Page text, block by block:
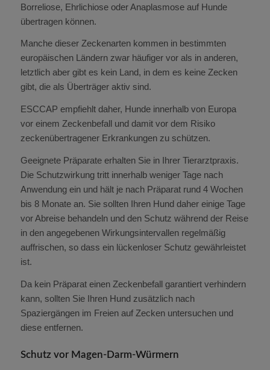
Borreliose, Ehrlichiose oder Anaplasmose auf Hunde
übertragen können.
Manche dieser Zeckenarten kommen in bestimmten
europäischen Ländern zwar häufiger vor als in anderen,
letztlich aber gibt es kein Land, in dem es keine Zecken
gibt, die als Überträger aktiv sind.
ESCCAP empfiehlt daher, Hunde innerhalb von Europa
vor einem Zeckenbefall und damit vor dem Risiko
zeckenübertragener Erkrankungen zu schützen.
Geeignete Präparate erhalten Sie in Ihrer Tierarztpraxis.
Die Schutzwirkung tritt innerhalb weniger Tage nach
Anwendung ein und hält je nach Präparat rund 4 Wochen
bis 8 Monate an. Sie sollten Ihren Hund daher einige Tage
vor Abreise behandeln und den Schutz während der Reise
in den angegebenen Wirkungsintervallen regelmäßig
auffrischen, so dass ein lückenloser Schutz gewährleistet
ist.
Da kein Präparat einen Zeckenbefall garantiert verhindern
kann, sollten Sie Ihren Hund zusätzlich nach
Spaziergängen im Freien auf Zecken untersuchen und
diese entfernen.
Schutz vor Magen-Darm-Würmern